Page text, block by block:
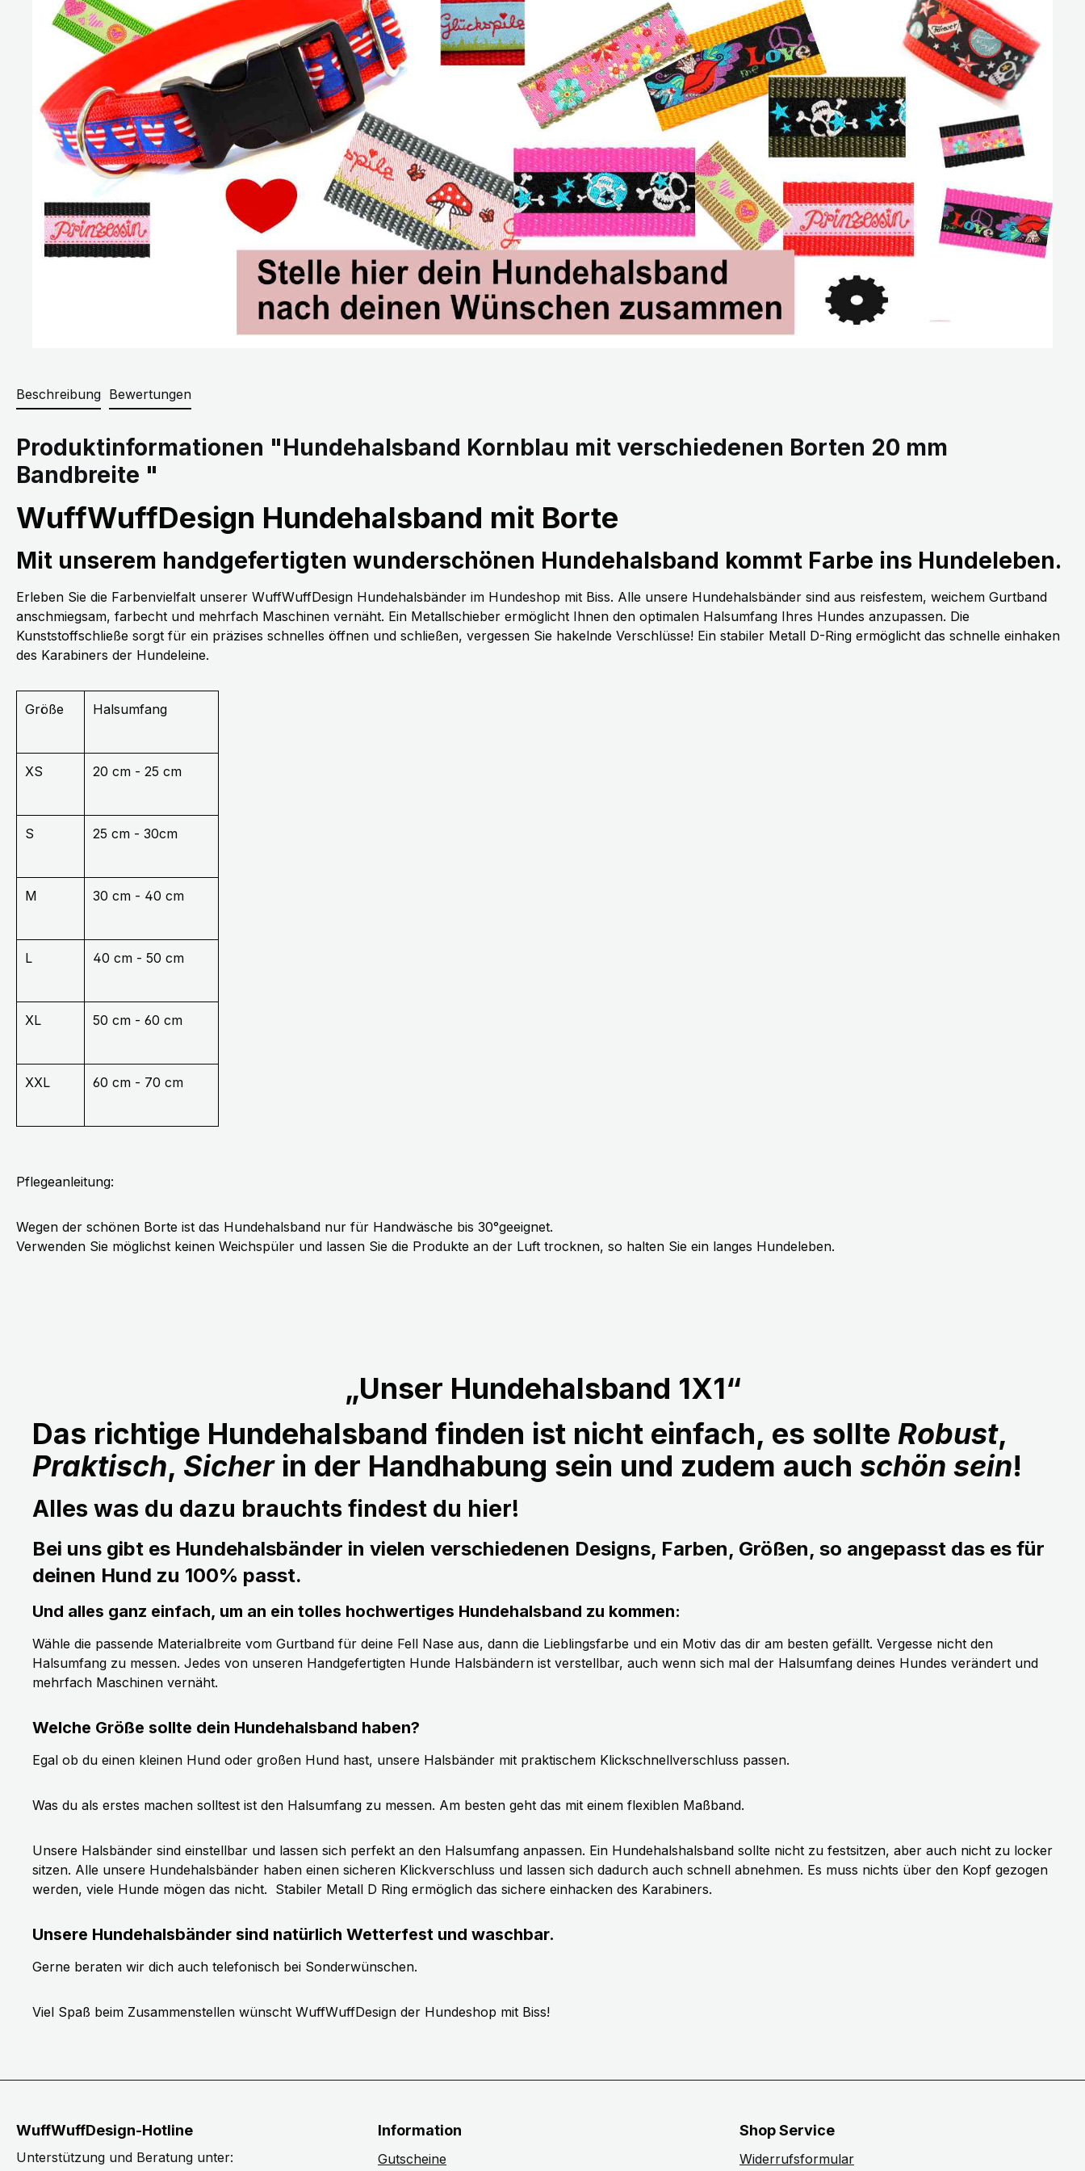
Beschreibung Bewertungen
Produktinformationen "Hundehalsband Kornblau mit verschiedenen Borten 20 mm
Bandbreite "
WuffWuffDesign Hundehalsband mit Borte
Mit unserem handgefertigten wunderschönen Hundehalsband kommt Farbe ins Hundeleben.
Erleben Sie die Farbenvielfalt unserer WuffWuffDesign Hundehalsbänder im Hundeshop mit Biss. Alle unsere Hundehalsbänder sind aus reisfestem, weichem Gurtband
anschmiegsam, farbecht und mehrfach Maschinen vernäht. Ein Metallschieber ermöglicht Ihnen den optimalen Halsumfang Ihres Hundes anzupassen. Die
Kunststoffschließe sorgt für ein präzises schnelles öffnen und schließen, vergessen Sie hakelnde Verschlüsse! Ein stabiler Metall D-Ring ermöglicht das schnelle einhaken
des Karabiners der Hundeleine.
Größe Halsumfang
XS 20 cm - 25 cm
S 25 cm - 30cm
M 30 cm - 40 cm
L 40 cm - 50 cm
XL 50 cm - 60 cm
XXL 60 cm - 70 cm
Pflegeanleitung:
Wegen der schönen Borte ist das Hundehalsband nur für Handwäsche bis 30°geeignet.
Verwenden Sie möglichst keinen Weichspüler und lassen Sie die Produkte an der Luft trocknen, so halten Sie ein langes Hundeleben.
„Unser Hundehalsband 1X1“
Das richtige Hundehalsband finden ist nicht einfach, es sollte Robust,
Praktisch, Sicherin der Handhabung sein und zudem auch schön sein!
Alles was du dazu brauchts findest du hier!
Bei uns gibt es Hundehalsbänder in vielen verschiedenen Designs, Farben, Größen, so angepasst das es für
deinen Hund zu 100% passt.
Und alles ganz einfach, um an ein tolles hochwertiges Hundehalsband zu kommen:
Wähle die passende Materialbreite vom Gurtband für deine Fell Nase aus, dann die Lieblingsfarbe und ein Motiv das dir am besten gefällt. Vergesse nicht den
Halsumfang zu messen. Jedes von unseren Handgefertigten Hunde Halsbändern ist verstellbar, auch wenn sich mal der Halsumfang deines Hundes verändert und
mehrfach Maschinen vernäht.
Welche Größe sollte dein Hundehalsband haben?
Egal ob du einen kleinen Hund oder großen Hund hast, unsere Halsbänder mit praktischem Klickschnellverschluss passen.
Was du als erstes machen solltest ist den Halsumfang zu messen. Am besten geht das mit einem flexiblen Maßband.
Unsere Halsbänder sind einstellbar und lassen sich perfekt an den Halsumfang anpassen. Ein Hundehalshalsband sollte nicht zu festsitzen, aber auch nicht zu locker
sitzen. Alle unsere Hundehalsbänder haben einen sicheren Klickverschluss und lassen sich dadurch auch schnell abnehmen. Es muss nichts über den Kopf gezogen
werden, viele Hunde mögen das nicht. Stabiler Metall D Ring ermöglich das sichere einhacken des Karabiners.
Unsere Hundehalsbänder sind natürlich Wetterfest und waschbar.
Gerne beraten wir dich auch telefonisch bei Sonderwünschen.
Viel Spaß beim Zusammenstellen wünscht WuffWuffDesign der Hundeshop mit Biss!
WuffWuffDesign-Hotline
Unterstützung und Beratung unter:
Information
Gutscheine
Shop Service
Widerrufsformular